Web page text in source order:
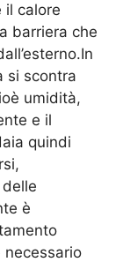
il calore
barriera che
si scontra
umidità,
e il
quindi
è
necessario